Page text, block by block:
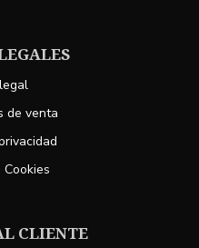
de venta
CLIENTE